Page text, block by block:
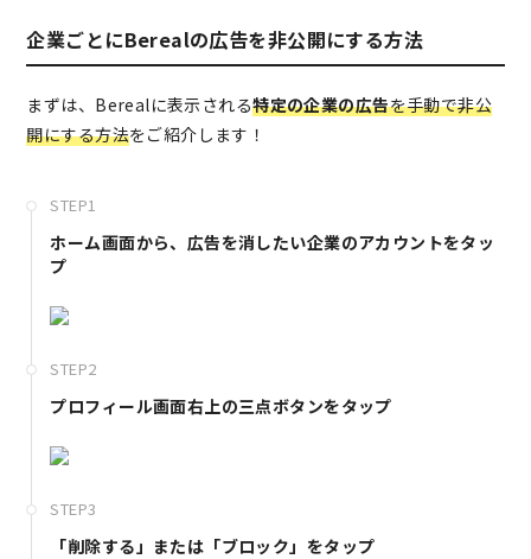
企業ごとにBerealの広告を非公開にする方法
まずは、Berealに表示される特定の企業の広告を手動で非公
開にする方法をご紹介します！
STEP1
ホーム画面から、広告を消したい企業のアカウントをタッ
プ
STEP2
プロフィール画面右上の三点ボタンをタップ
STEP3
「削除する」または「ブロック」をタップ